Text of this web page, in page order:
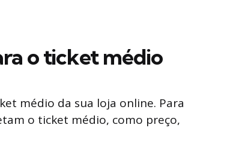
o ticket médio
médio da sua loja online. Para
o ticket médio, como preço,